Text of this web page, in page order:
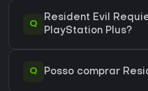
Q
Resident Evil
PlayStation Plus?
Q Posso comprar